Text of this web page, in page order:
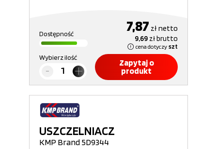
Dostępność 7,87 złnetto
9,69 złbrutto
cena dotyczy szt
Wybierz ilość
Zapytaj o
produkt
USZCZELNIACZ
KMP Brand 5D9344